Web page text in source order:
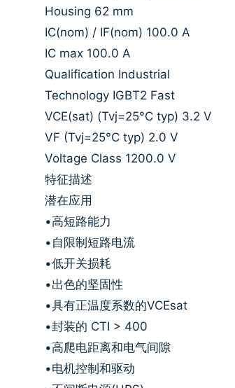
Housing 62 mm
IC(nom) / IF(nom) 100.0 A
IC max 100.0 A
Qualification Industrial
Technology IGBT2 Fast
VCE(sat) (Tvj=25°C typ) 3.2 V
VF (Tvj=25°C typ) 2.0 V
Voltage Class 1200.0 V
特征描述
潜在应用
•高短路能力
•自限制短路电流
•低开关损耗
•出色的坚固性
•具有正温度系数的VCEsat
•封装的 CTI > 400
•高爬电距离和电气间隙
•电机控制和驱动